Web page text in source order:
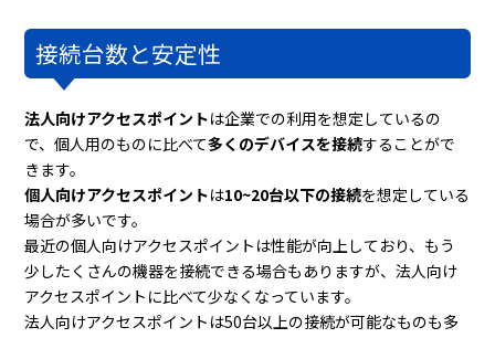
接続台数と安定性
法人向けアクセスポイントは企業での利用を想定しているの
で、個人用のものに比べて多くのデバイスを接続することがで
きます。
個人向けアクセスポイントは10~20台以下の接続を想定している
場合が多いです。
最近の個人向けアクセスポイントは性能が向上しており、もう
少したくさんの機器を接続できる場合もありますが、法人向け
アクセスポイントに比べて少なくなっています。
法人向けアクセスポイントは50台以上の接続が可能なものも多